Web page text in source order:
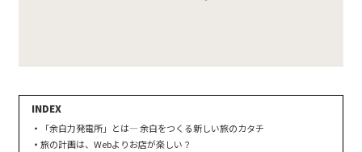
「余白力発電所」とは― 余白をつくる新しい旅のカタチ
旅の計画は、Webよりお店が楽しい？